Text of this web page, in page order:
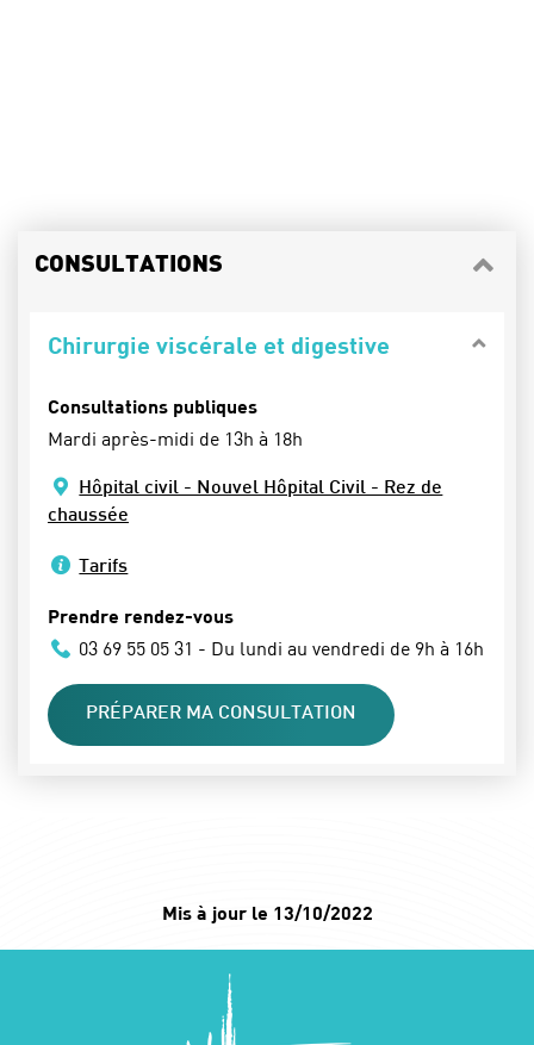
CONSULTATIONS
Chirurgie viscérale et digestive
Consultations publiques
Mardi après-midi de 13h à 18h
Hôpital civil - Nouvel Hôpital Civil - Rez de
chaussée
Tarifs
Prendre rendez-vous
03 69 55 05 31 - Du lundi au vendredi de 9h à 16h
PRÉPARER MA CONSULTATION
Mis à jour le 13/10/2022